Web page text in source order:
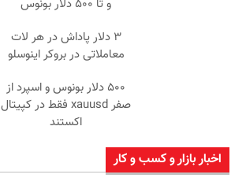
و تا ۵۰۰ دلار بونوس
۳ دلار پاداش در هر لات
معاملاتی در بروکر اینوسلو
۵۰۰ دلار بونوس و اسپرد از
صفر xauusd فقط در کپیتال
اکستند
اخبار بازار و کسب و کار